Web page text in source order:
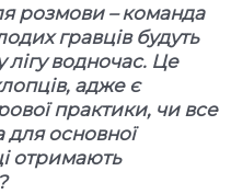
розмови – команда
гравців будуть
водночас. Це
адже є
практики, чи все
основної
отримають